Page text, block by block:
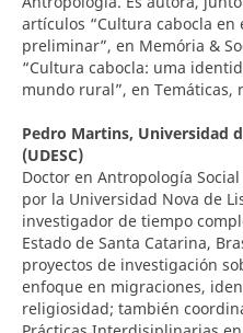
artículos “Cultura cabocla
preliminar”, en Memória &
“Cultura cabocla: uma
mundo rural”, en Temáticas,
Pedro Martins, Universidad
(UDESC)
Doctor en Antropología
por la Universidad Nova de
investigador de tiempo
Estado de Santa Catarina,
proyectos de investigación
enfoque en migraciones,
religiosidad; también